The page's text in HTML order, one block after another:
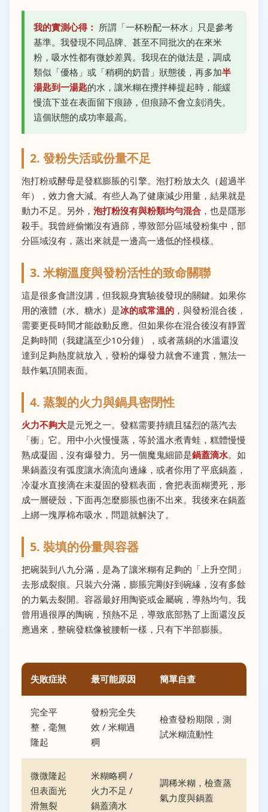
我的實測心得： 所謂「一杯粉配一杯水」只是參考
基準。我發現不同品牌、甚至不同批次的在來米
粉，吸水性都有微妙差異。我現在的做法是，調成
類似「優格」或「稍稠的奶昔」狀態後，再多加半
湯匙到一湯匙的水，讓米糊在攪拌棒提起時，能緩
慢流下並在表面留下痕跡，但痕跡不會立刻消失。
這個狀態的成功率最高。
2. 發粉失活或份量不足
泡打粉或酵母是發糕膨脹的引擎。泡打粉放太久（超過半
年），效力會大減。有些人為了健康減少用量，結果就是
動力不足。另外， 泡打粉沒有與粉類均勻混合 ，也是隱形
殺手。我曾經偷懶沒有過篩，導致部分區域發粉集中，部
分區域沒有，蒸出來就是一邊高一邊低的怪模樣。
3. 米糊溫度與發粉活性的致命關聯
這是很多食譜沒講，但我親身實驗後發現的關鍵。如果你
用的液體（水、糖水）是冰的或常溫的 ，與發粉混合後，
需要更長時間才能啟動反應。但如果你在混合後沒有靜置
足夠時間（我建議至少10分鐘），或者蒸鍋的水溫還沒
達到足夠熱度就放入，發粉的爆發力就會不連貫，無法一
鼓作氣頂開表面。
4. 蒸製的火力與鍋具密閉性
火力不夠大是元兇之一。發糕需要持續且猛烈的蒸汽去
「衝」它。用中小火慢慢蒸，等於溫水煮青蛙，糕體慢慢
熟成凝固，沒有爆發力。另一個魔鬼細節是鍋蓋滴水。如
果鍋蓋沒有弧度讓水滴流向邊緣，或者你用了平底鍋蓋，
冷凝水直接滴在未凝固的發糕表面，會把表面糊燙死，形
成一層硬殼，下面再怎麼膨脹也衝不出來。我後來在鍋蓋
上綁一塊厚棉布吸水，問題就解決了。
5. 裝填的份量與容器
把碗裝到八九分滿，是為了讓米糊有足夠的「上升空間」
去形成裂痕。只裝六分滿，膨脹完剛好到碗緣，沒有多餘
的力氣去裂開。容器最好用陶瓷或金屬碗，導熱均勻。我
曾用過很厚的陶碗，預熱不足，導致底部熟了上面還沒反
應過來，整碗發糕像被腰斬一樣，只有下半部膨脹。
失敗症狀 最可能原因 簡單自查
完全平
整，毫無
隆起
發粉完全失
效 / 米糊過
稠
檢查發粉期限，測
試米糊流動性
微微隆起
但表面光
滑無裂
米糊略稠 /
火力不足 /
鍋蓋滴水
調稀米糊，檢查蒸
氣力度與鍋蓋